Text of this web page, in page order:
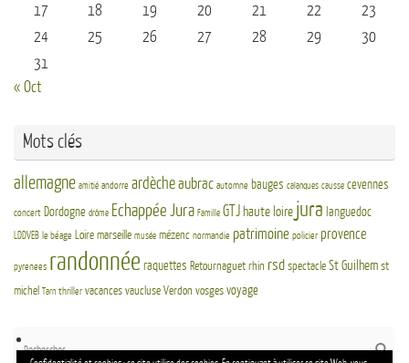
17
18 19 20 21 22
23
24
25 26 27 28 29
30
31
« Oct
Mots clés
allemagne amitié andorre ardècheaubrac automne bauges calanques causse cevennes
concert Dordogne drôme Echappée Jura Famille GTJ haute loire jura languedoc
LDDVEB le béage Loire marseille musée mézenc normandie patrimoine policier provence
pyrenees randonnée raquettes Retournaguet rhin rsd spectacle St Guilhem st
michel Tarn thriller vacances vaucluse Verdon vosges voyage